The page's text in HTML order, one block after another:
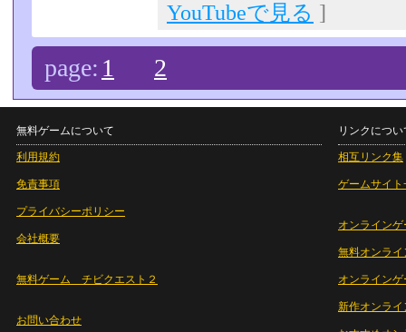
YouTubeで見る ]
page: 1 2
無料ゲームについて
利用規約
免責事項
プライバシーポリシー
会社概要
無料ゲーム チビクエスト２
お問い合わせ
リンクについ
相互リンク集
ゲームサイト
オンラインゲ
無料オンライ
オンライン
新作オンライ